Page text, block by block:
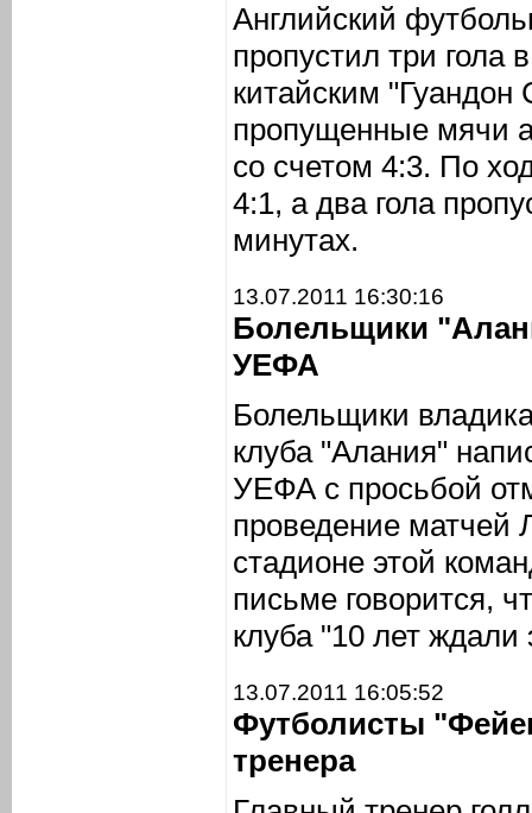
Английский
пропустил три гола
китайским
пропущенные мячи
со счетом 4:3. По
4:1, а два гола
минутах.
13.07.2011 16:30:16
Болельщики
УЕФА
Болельщики
клуба "Алания"
УЕФА с просьбой
проведение
стадионе этой
письме говорится,
клуба "10 лет ждали
13.07.2011 16:05:52
Футболисты
тренера